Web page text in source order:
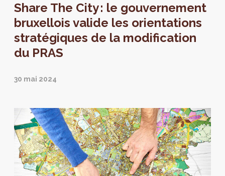
essentiel. Quelle est la méthode utilisée ?
Share The City : le gouvernement
bruxellois valide les orientations
stratégiques de la modification
du PRAS
30 mai 2024